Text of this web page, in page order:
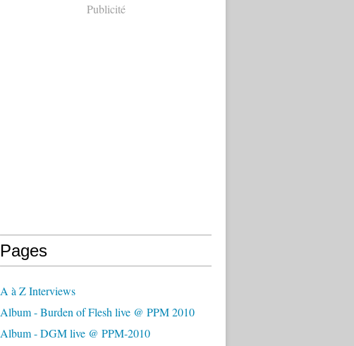
Publicité
Pages
A à Z Interviews
Album - Burden of Flesh live @ PPM 2010
Album - DGM live @ PPM-2010